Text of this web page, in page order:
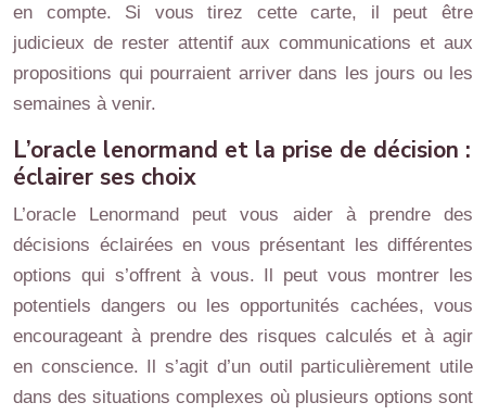
en compte. Si vous tirez cette carte, il peut être
judicieux de rester attentif aux communications et aux
propositions qui pourraient arriver dans les jours ou les
semaines à venir.
L’oracle lenormand et la prise de décision :
éclairer ses choix
L’oracle Lenormand peut vous aider à prendre des
décisions éclairées en vous présentant les différentes
options qui s’offrent à vous. Il peut vous montrer les
potentiels dangers ou les opportunités cachées, vous
encourageant à prendre des risques calculés et à agir
en conscience. Il s’agit d’un outil particulièrement utile
dans des situations complexes où plusieurs options sont